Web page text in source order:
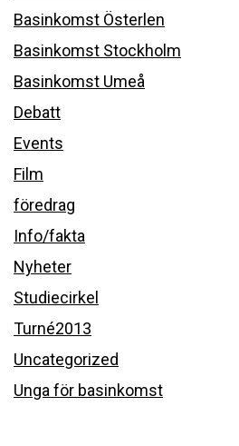
Basinkomst Österlen
Basinkomst Stockholm
Basinkomst Umeå
Debatt
Events
Film
föredrag
Info/fakta
Nyheter
Studiecirkel
Turné2013
Uncategorized
Unga för basinkomst